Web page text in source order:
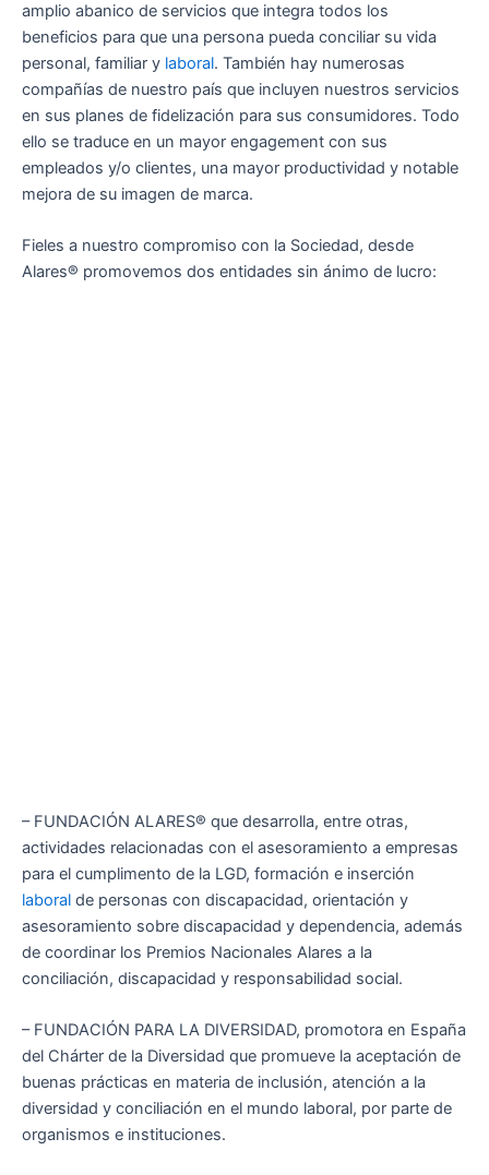
amplio abanico de servicios que integra todos los
beneficios para que una persona pueda conciliar su vida
personal, familiar y laboral. También hay numerosas
compañías de nuestro país que incluyen nuestros servicios
en sus planes de fidelización para sus consumidores. Todo
ello se traduce en un mayor engagement con sus
empleados y/o clientes, una mayor productividad y notable
mejora de su imagen de marca.
Fieles a nuestro compromiso con la Sociedad, desde
Alares® promovemos dos entidades sin ánimo de lucro:
– FUNDACIÓN ALARES® que desarrolla, entre otras,
actividades relacionadas con el asesoramiento a empresas
para el cumplimento de la LGD, formación e inserción
laboral de personas con discapacidad, orientación y
asesoramiento sobre discapacidad y dependencia, además
de coordinar los Premios Nacionales Alares a la
conciliación, discapacidad y responsabilidad social.
– FUNDACIÓN PARA LA DIVERSIDAD, promotora en España
del Chárter de la Diversidad que promueve la aceptación de
buenas prácticas en materia de inclusión, atención a la
diversidad y conciliación en el mundo laboral, por parte de
organismos e instituciones.